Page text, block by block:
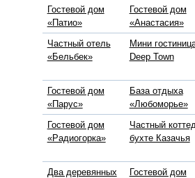
Гостевой дом
«Патио»
Гостевой дом
«Анастасия»
Частный отель
«Бельбек»
Мини
Deep Town
Гостевой дом
«Парус»
База отдыха
«Любоморье»
Гостевой дом
«Радиогорка»
Частный
бухте Казачья
Два деревянных
Гостевой дом